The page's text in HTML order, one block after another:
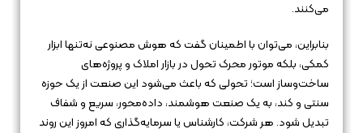
می‌کنند.
بنابراین، می‌توان با اطمینان گفت که هوش مصنوعی نه‌تنها ابزار
کمکی، بلکه موتور محرک تحول در بازار املاک و پروژه‌های
ساخت‌وساز است؛ تحولی که باعث می‌شود این صنعت از یک حوزه
سنتی و کند، به یک صنعت هوشمند، داده‌محور، سریع و شفاف
تبدیل شود. هر شرکت، کارشناس یا سرمایه‌گذاری که امروز این روند